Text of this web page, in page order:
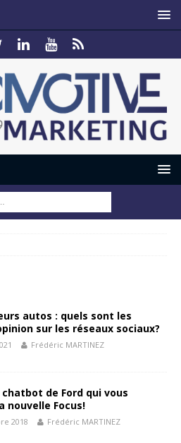
autos : quels sont les
sur les réseaux sociaux?
Frédéric MARTINEZ
chatbot de Ford qui vous
nouvelle Focus!
2018 Frédéric MARTINEZ